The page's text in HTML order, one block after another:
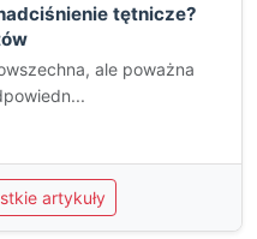
tętnicze?
ale poważna
artykuły